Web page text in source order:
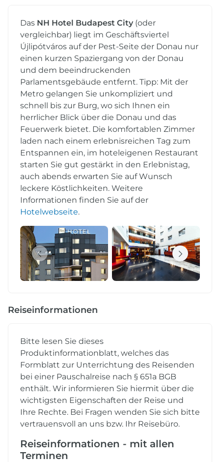
Das NH Hotel Budapest City (oder
vergleichbar) liegt im Geschäftsviertel
Újlipótváros auf der Pest-Seite der Donau nur
einen kurzen Spaziergang von der Donau
und dem beeindruckenden
Parlamentsgebäude entfernt. Tipp: Mit der
Metro gelangen Sie unkompliziert und
schnell bis zur Burg, wo sich Ihnen ein
herrlicher Blick über die Donau und das
Feuerwerk bietet. Die komfortablen Zimmer
laden nach einem erlebnisreichen Tag zum
Entspannen ein, im hoteleigenen Restaurant
starten Sie gut gestärkt in den Erlebnistag,
auch abends erwarten Sie auf Wunsch
leckere Köstlichkeiten. Weitere
Informationen finden Sie auf der
Hotelwebseite.
Reiseinformationen
Bitte lesen Sie dieses
Produktinformationblatt, welches das
Formblatt zur Unterrichtung des Reisenden
bei einer Pauschalreise nach § 651a BGB
enthält. Wir informieren Sie hiermit über die
wichtigsten Eigenschaften der Reise und
Ihre Rechte. Bei Fragen wenden Sie sich bitte
vertrauensvoll an uns bzw. Ihr Reisebüro.
Reiseinformationen - mit allen
Terminen